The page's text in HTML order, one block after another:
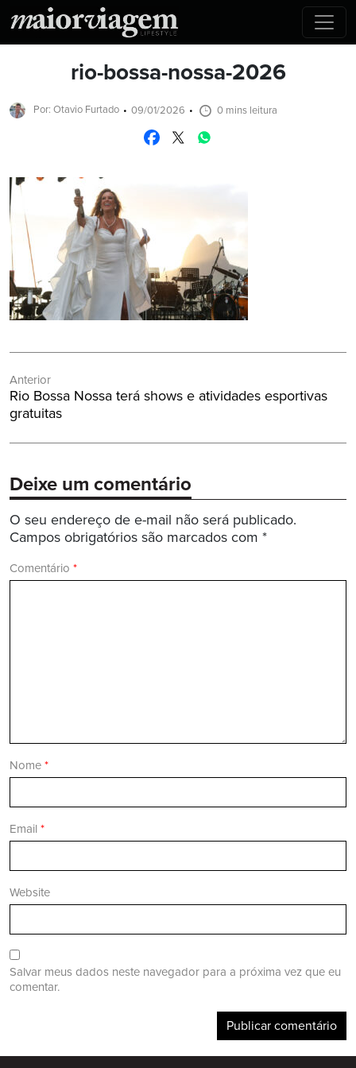
rio-bossa-nossa-2026
Por: Otavio Furtado 09/01/2026 0 mins leitura
de
Post
Anterior
Post
Anterior:
Rio Bossa Nossa terá shows e atividades esportivas
gratuitas
Deixe um comentário
O seu endereço de e-mail não será publicado.
Campos obrigatórios são marcados com *
Comentário *
Nome *
Email *
Website
Salvar meus dados neste navegador para a próxima vez que eu
comentar.